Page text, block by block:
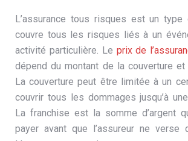
L’assurance tous risques est un type
couvre tous les risques liés à un
activité particulière. Le prix de
dépend du montant de la couverture
La couverture peut être limitée à un
couvrir tous les dommages jusqu’à
La franchise est la somme d’argent
payer avant que l’assureur ne verse